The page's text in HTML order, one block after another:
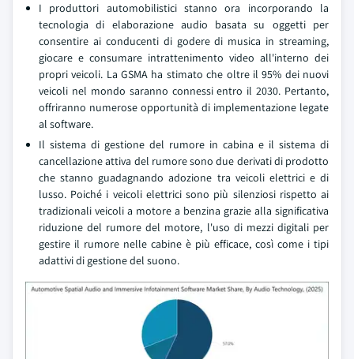
I produttori automobilistici stanno ora incorporando la
tecnologia di elaborazione audio basata su oggetti per
consentire ai conducenti di godere di musica in streaming,
giocare e consumare intrattenimento video all'interno dei
propri veicoli. La GSMA ha stimato che oltre il 95% dei nuovi
veicoli nel mondo saranno connessi entro il 2030. Pertanto,
offriranno numerose opportunità di implementazione legate
al software.
Il sistema di gestione del rumore in cabina e il sistema di
cancellazione attiva del rumore sono due derivati di prodotto
che stanno guadagnando adozione tra veicoli elettrici e di
lusso. Poiché i veicoli elettrici sono più silenziosi rispetto ai
tradizionali veicoli a motore a benzina grazie alla significativa
riduzione del rumore del motore, l'uso di mezzi digitali per
gestire il rumore nelle cabine è più efficace, così come i tipi
adattivi di gestione del suono.